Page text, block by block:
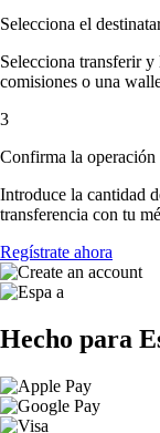
Selecciona el
Selecciona transferir
comisiones o una
3
Confirma la operación
Introduce la cantidad
transferencia con tu
Regístrate ahora
Hecho para